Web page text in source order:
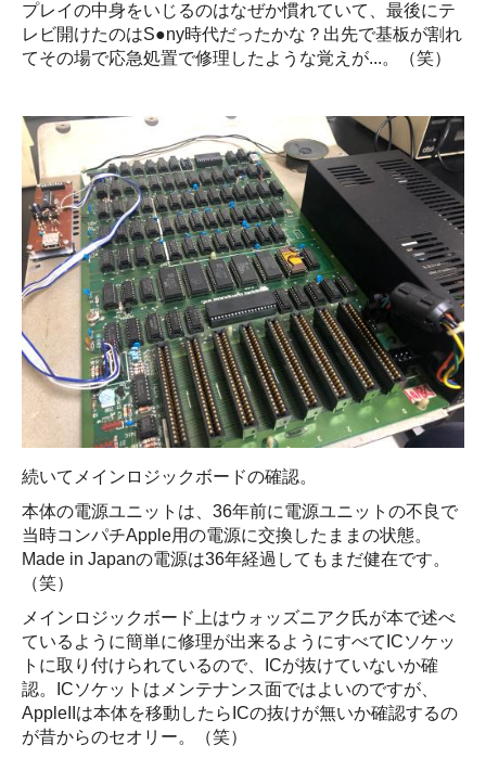
プレイの中身をいじるのはなぜか慣れていて、最後にテ
レビ開けたのはS●ny時代だったかな？出先で基板が割れ
てその場で応急処置で修理したような覚えが...。（笑）
続いてメインロジックボードの確認。
本体の電源ユニットは、36年前に電源ユニットの不良で
当時コンパチApple用の電源に交換したままの状態。
Made in Japanの電源は36年経過してもまだ健在です。
（笑）
メインロジックボード上はウォッズニアク氏が本で述べ
ているように簡単に修理が出来るようにすべてICソケッ
トに取り付けられているので、ICが抜けていないか確
認。ICソケットはメンテナンス面ではよいのですが、
AppleIIは本体を移動したらICの抜けが無いか確認するの
が昔からのセオリー。（笑）